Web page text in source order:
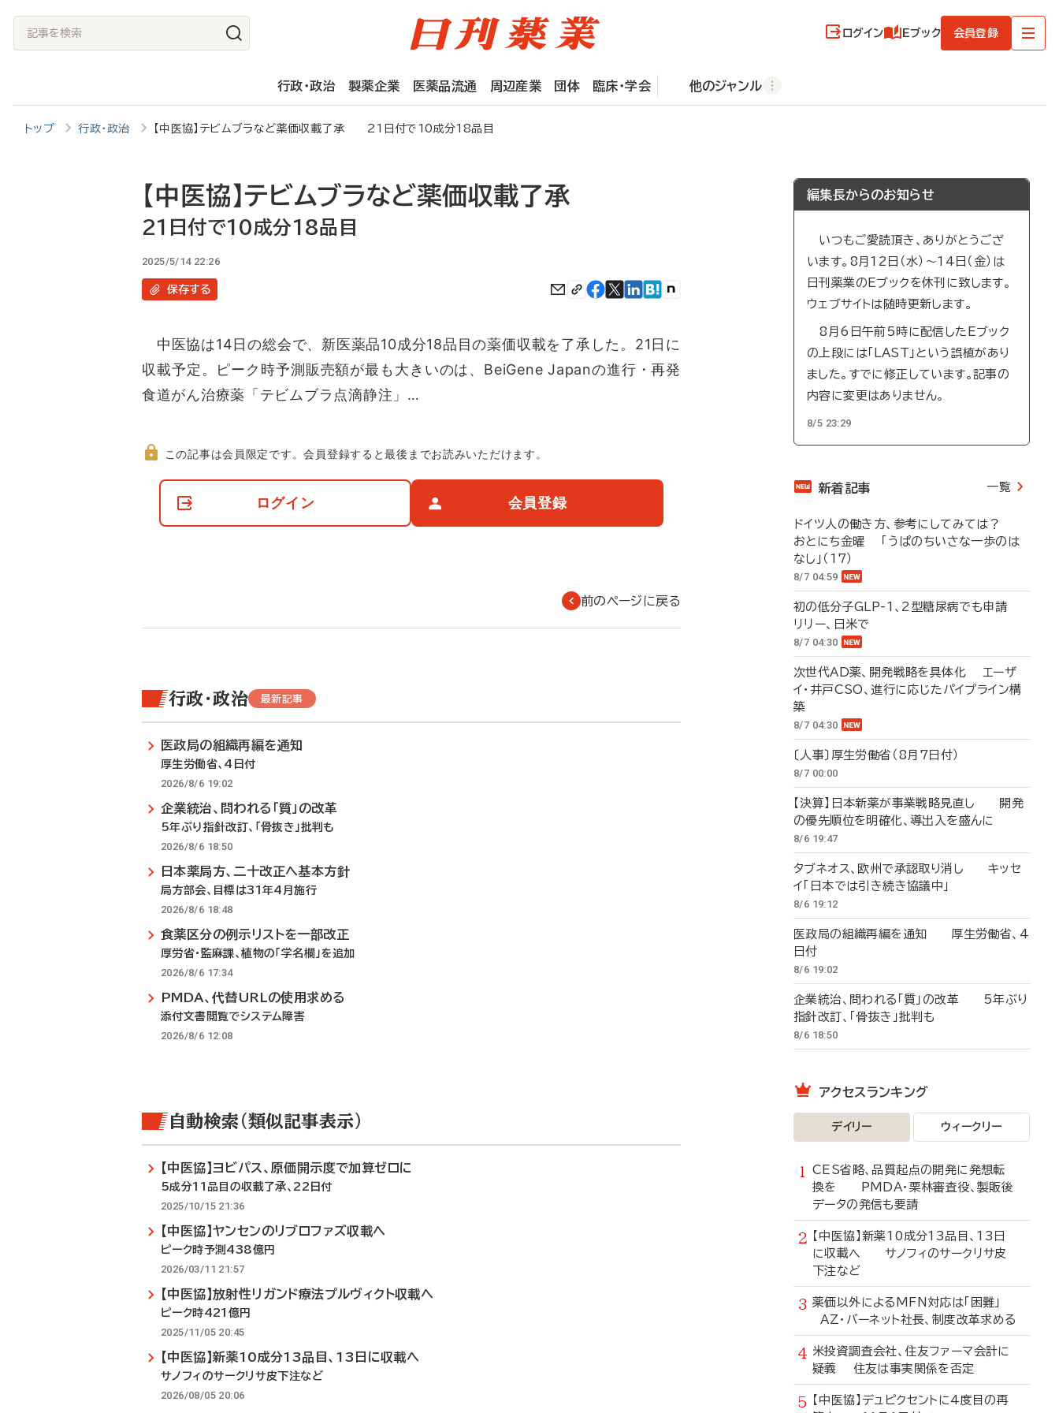
記
事
検
索
ログイン Eブック 会員登録
行政・政治 製薬企業 医薬品流通 周辺産業 団体 臨床・学会 他のジャンル
トップ 行政・政治 【中医協】テビムブラなど薬価収載了承 21日付で10成分18品目
【中医協】テビムブラなど薬価収載了承
21日付で10成分18品目
2025/5/14 22:26
保存する
中医協は14日の総会で、新医薬品10成分18品目の薬価収載を了承した。21日に
収載予定。ピーク時予測販売額が最も大きいのは、BeiGene Japanの進行・再発
食道がん治療薬「テビムブラ点滴静注」…
て
この記事は会員限定です。会員登録すると最後までお読みいただけます。
ログイン 会員登録
前のページに戻る
行政・政治 最新記事
医政局の組織再編を通知
厚生労働省、4日付
2026/8/6 19:02
企業統治、問われる「質」の改革
5年ぶり指針改訂、「骨抜き」批判も
2026/8/6 18:50
日本薬局方、二十改正へ基本方針
局方部会、目標は31年4月施行
2026/8/6 18:48
食薬区分の例示リストを一部改正
厚労省・監麻課、植物の「学名欄」を追加
2026/8/6 17:34
PMDA、代替URLの使用求める
添付文書閲覧でシステム障害
2026/8/6 12:08
自動検索（類似記事表示）
【中医協】ヨビパス、原価開示度で加算ゼロに
5成分11品目の収載了承、22日付
2025/10/15 21:36
【中医協】ヤンセンのリブロファズ収載へ
ピーク時予測438億円
2026/03/11 21:57
【中医協】放射性リガンド療法プルヴィクト収載へ
ピーク時421億円
2025/11/05 20:45
【中医協】新薬10成分13品目、13日に収載へ
サノフィのサークリサ皮下注など
2026/08/05 20:06
編集長からのお知らせ
いつもご愛読頂き、ありがとうござ
います。8月12日（水）～14日（金）は
日刊薬業のEブックを休刊に致します。
ウェブサイトは随時更新します。
8月6日午前5時に配信したEブック
の上段には「LAST」という誤植があり
ました。すでに修正しています。記事の
内容に変更はありません。
8/5 23:29
新着記事 一覧
ドイツ人の働き方、参考にしてみては？
おとにち金曜 「うぱのちいさな一歩のは
なし」（17）
8/7 04:59
初の低分子GLP-1、2型糖尿病でも申請
リリー、日米で
8/7 04:30
次世代AD薬、開発戦略を具体化 エーザ
イ・井戸CSO、進行に応じたパイプライン構
築
8/7 04:30
〔人事〕厚生労働省（8月7日付）
8/7 00:00
【決算】日本新薬が事業戦略見直し 開発
の優先順位を明確化、導出入を盛んに
8/6 19:47
タブネオス、欧州で承認取り消し キッセ
イ「日本では引き続き協議中」
8/6 19:12
医政局の組織再編を通知 厚生労働省、4
日付
8/6 19:02
企業統治、問われる「質」の改革 5年ぶり
指針改訂、「骨抜き」批判も
8/6 18:50
アクセスランキング
デイリー ウィークリー
CES省略、品質起点の開発に発想転
換を PMDA・栗林審査役、製販後
データの発信も要請
【中医協】新薬10成分13品目、13日
に収載へ サノフィのサークリサ皮
下注など
薬価以外によるMFN対応は「困難」
AZ・バーネット社長、制度改革求める
米投資調査会社、住友ファーマ会計に
疑義 住友は事実関係を否定
【中医協】デュピクセントに4度目の再